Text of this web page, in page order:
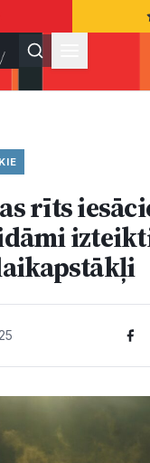
Ziņas
Sabiedrība
rīts